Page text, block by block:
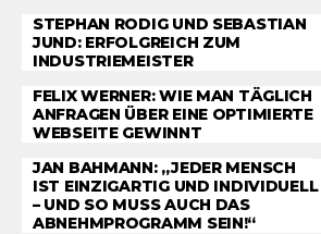
STEPHAN RODIG UND SEBASTIAN
JUND: ERFOLGREICH ZUM
INDUSTRIEMEISTER
FELIX WERNER: WIE MAN TÄGLICH
ANFRAGEN ÜBER EINE OPTIMIERTE
WEBSEITE GEWINNT
JAN BAHMANN: „JEDER MENSCH
IST EINZIGARTIG UND INDIVIDUELL
– UND SO MUSS AUCH DAS
ABNEHMPROGRAMM SEIN!“